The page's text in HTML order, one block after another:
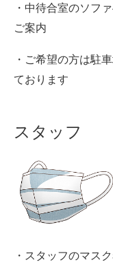
・中待合室のソフ
ご案内
・ご希望の方は駐
ております
スタッフ
・スタッフのマス